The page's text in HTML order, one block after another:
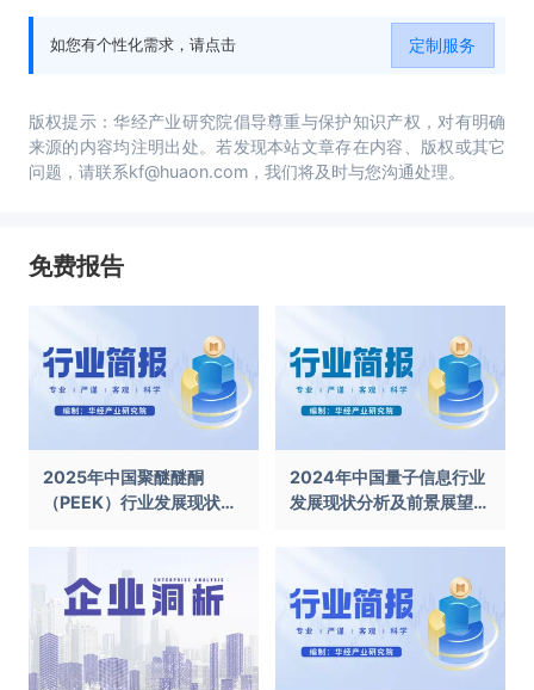
如您有个性化需求，请点击 定制服务
版权提示：华经产业研究院倡导尊重与保护知识产权，对有明确
来源的内容均注明出处。若发现本站文章存在内容、版权或其它
问题，请联系kf@huaon.com，我们将及时与您沟通处理。
免费报告
2025年中国聚醚醚酮
（PEEK）行业发展现状及
2024年中国量子信息行业
发展现状分析及前景展望报